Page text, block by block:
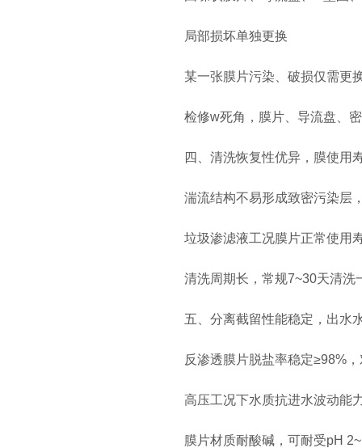
局部损坏单独更换
某一张膜片污染、破损仅需更换
检修w死角，膜片、导流盘、密
四、清洗恢复性优异，膜使用
湍流结构不易形成致密污染层，
垃圾渗滤液工况膜片正常使用寿
清洗周期长，常规7~30天清洗
五、分离截留性能稳定，出水
反渗透膜片脱盐率稳定≥98%，
高压工况下水质抗进水波动能力
膜片材质耐酸碱，可耐受pH